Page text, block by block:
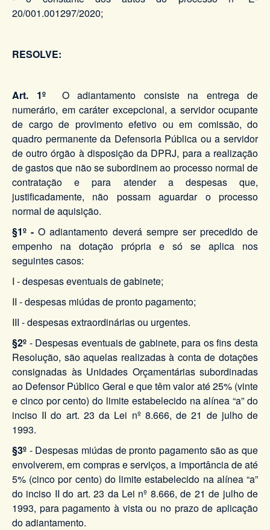
20/001.001297/2020;
RESOLVE:
Art. 1º
O adiantamento consiste na entrega de
numerário, em caráter excepcional, a servidor ocupante
de cargo de provimento efetivo ou em comissão, do
quadro permanente da Defensoria Pública ou a servidor
de outro órgão à disposição da DPRJ, para a realização
de gastos que não se subordinem ao processo normal de
contratação e para atender a despesas que,
justificadamente, não possam aguardar o processo
normal de aquisição.
§1º - O adiantamento deverá sempre ser precedido de
empenho na dotação própria e só se aplica nos
seguintes casos:
I - despesas eventuais de gabinete;
II - despesas miúdas de pronto pagamento;
III - despesas extraordinárias ou urgentes.
§2º - Despesas eventuais de gabinete, para os fins desta
Resolução, são aquelas realizadas à conta de dotações
consignadas às Unidades Orçamentárias subordinadas
ao Defensor Público Geral e que têm valor até 25% (vinte
e cinco por cento) do limite estabelecido na alínea “a” do
inciso II do art. 23 da Lei nº 8.666, de 21 de julho de
1993.
§3º - Despesas miúdas de pronto pagamento são as que
envolverem, em compras e serviços, a importância de até
5% (cinco por cento) do limite estabelecido na alínea “a”
do inciso II do art. 23 da Lei nº 8.666, de 21 de julho de
1993, para pagamento à vista ou no prazo de aplicação
do adiantamento.